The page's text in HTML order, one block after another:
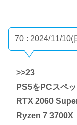
70 : 2024/11/10(
>>23
PS5をPCスペ
RTX 2060
Ryzen 7 3700X